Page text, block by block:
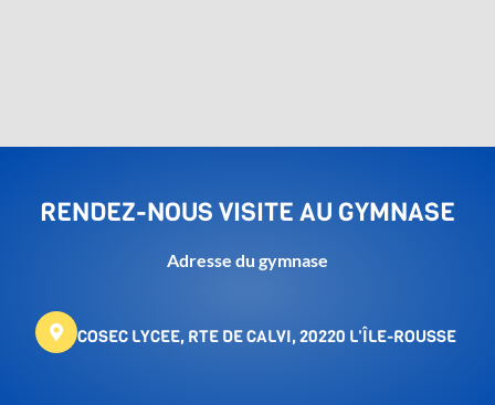
RENDEZ-NOUS VISITE AU GYMNASE
Adresse du gymnase
COSEC LYCEE, RTE DE CALVI, 20220 L'ÎLE-ROUSSE